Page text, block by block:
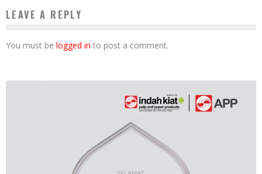
LEAVE A REPLY
You must be logged in to post a comment.